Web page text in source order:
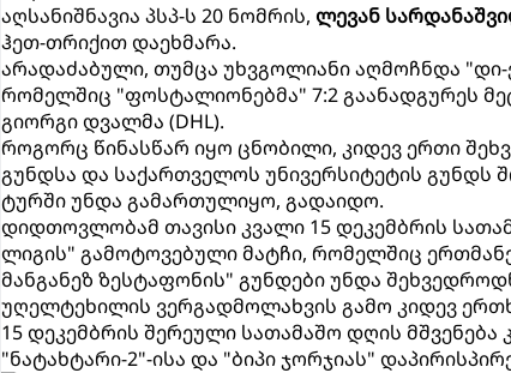
აღსანიშნავია პსპ-ს 20 ნომრის, ლევან
ჰეთ-თრიქით დაეხმარა.
არადაძაბული, თუმცა უხვგოლიანი აღმოჩნდა
რომელშიც "ფოსტალიონებმა" 7:2 გაანადგურეს
გიორგი დვალმა (DHL).
როგორც წინასწარ იყო ცნობილი, კიდევ ერთი
გუნდსა და საქართველოს უნივერსიტეტის
ტურში უნდა გამართულიყო, გადაიდო.
დიდთოვლობამ თავისი კვალი 15 დეკემბრის
ლიგის" გამოტოვებული მატჩი, რომელშიც
მანგანეზ ზესტაფონის" გუნდები უნდა
უღელტეხილის ვერგადმოლახვის გამო კიდევ
15 დეკემბრის შერეული სათამაშო დღის
"ნატახტარი-2"-ისა და "ბიპი ჯორჯიას"